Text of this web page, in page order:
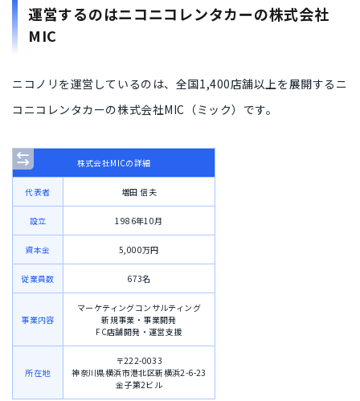
運営するのはニコニコレンタカーの株式会社
MIC
ニコノリを運営しているのは、全国1,400店舗以上を展開するニ
コニコレンタカーの株式会社MIC（ミック）です。
株式会社MICの詳細
代表者 増田 信夫
設立 1986年10月
資本金 5,000万円
従業員数 673名
事業内容
マーケティングコンサルティング
新規事業・事業開発
FC店舗開発・運営支援
所在地
〒222-0033
神奈川県横浜市港北区新横浜2-6-23
金子第2ビル